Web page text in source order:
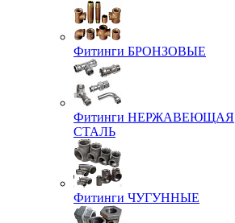
Фитинги БРОНЗОВЫЕ
Фитинги НЕРЖАВЕЮЩАЯ
СТАЛЬ
Фитинги ЧУГУННЫЕ